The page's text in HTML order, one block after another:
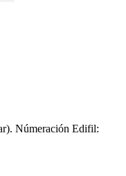
Númeración Edifil: